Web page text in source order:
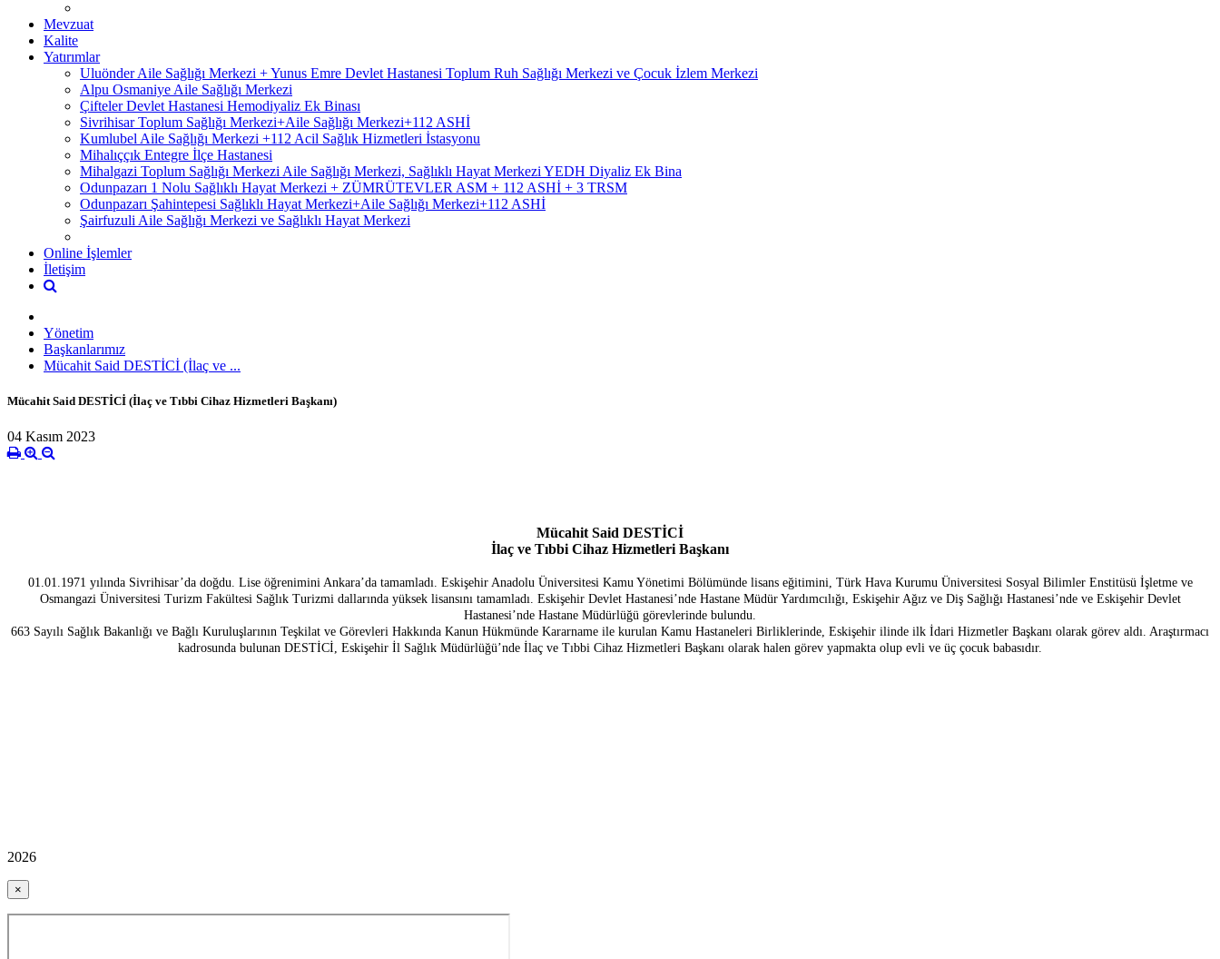
Mevzuat
Kalite
Yatırımlar
Uluönder Aile Sağlığı Merkezi + Yunus Emre Devlet Hastanesi Toplum Ruh Sağlığı Merkezi ve Çocuk İzlem Merkezi
Alpu Osmaniye Aile Sağlığı Merkezi
Çifteler Devlet Hastanesi Hemodiyaliz Ek Binası
Sivrihisar Toplum Sağlığı Merkezi+Aile Sağlığı Merkezi+112 ASHİ
Kumlubel Aile Sağlığı Merkezi +112 Acil Sağlık Hizmetleri İstasyonu
Mihalıççık Entegre İlçe Hastanesi
Mihalgazi Toplum Sağlığı Merkezi Aile Sağlığı Merkezi, Sağlıklı Hayat Merkezi YEDH Diyaliz Ek Bina
Odunpazarı 1 Nolu Sağlıklı Hayat Merkezi + ZÜMRÜTEVLER ASM + 112 ASHİ + 3 TRSM
Odunpazarı Şahintepesi Sağlıklı Hayat Merkezi+Aile Sağlığı Merkezi+112 ASHİ
Şairfuzuli Aile Sağlığı Merkezi ve Sağlıklı Hayat Merkezi
Online İşlemler
İletişim
Yönetim
Başkanlarımız
Mücahit Said DESTİCİ (İlaç ve ...
Mücahit Said DESTİCİ (İlaç ve Tıbbi Cihaz Hizmetleri Başkanı)
04 Kasım 2023
Mücahit Said DESTİCİ
İlaç ve Tıbbi Cihaz Hizmetleri Başkanı
01.01.1971 yılında Sivrihisar’da doğdu. Lise öğrenimini Ankara’da tamamladı. Eskişehir Anadolu Üniversitesi Kamu Yönetimi Bölümünde lisans eğitimini, Türk Hava Kurumu Üniversitesi Sosyal Bilimler Enstitüsü İşletme ve
Osmangazi Üniversitesi Turizm Fakültesi Sağlık Turizmi dallarında yüksek lisansını tamamladı. Eskişehir Devlet Hastanesi’nde Hastane Müdür Yardımcılığı, Eskişehir Ağız ve Diş Sağlığı Hastanesi’nde ve Eskişehir Devlet
Hastanesi’nde Hastane Müdürlüğü görevlerinde bulundu.
663 Sayılı Sağlık Bakanlığı ve Bağlı Kuruluşlarının Teşkilat ve Görevleri Hakkında Kanun Hükmünde Kararname ile kurulan Kamu Hastaneleri Birliklerinde, Eskişehir ilinde ilk İdari Hizmetler Başkanı olarak görev aldı. Araştırmacı
kadrosunda bulunan DESTİCİ, Eskişehir İl Sağlık Müdürlüğü’nde İlaç ve Tıbbi Cihaz Hizmetleri Başkanı olarak halen görev yapmakta olup evli ve üç çocuk babasıdır.
2026
×